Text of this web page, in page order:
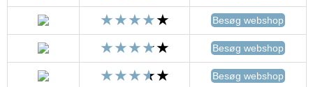
Besøg webshop
Besøg webshop
Besøg webshop